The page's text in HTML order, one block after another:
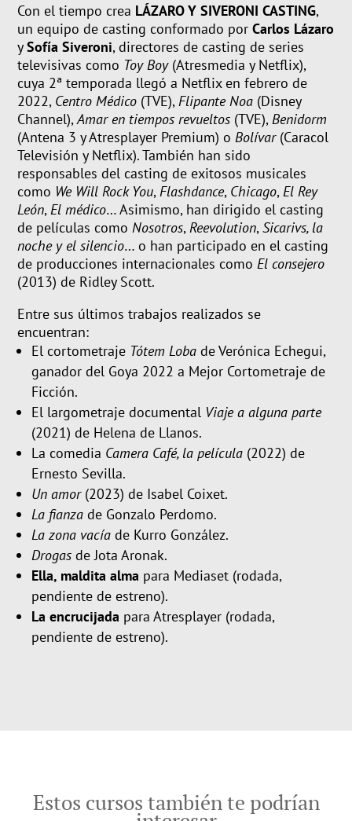
Con el tiempo crea LÁZARO Y SIVERONI CASTING,
un equipo de casting conformado porCarlos Lázaro
ySofía Siveroni, directores de casting de series
televisivas como Toy Boy(Atresmedia y Netflix),
cuya 2ª temporada llegó a Netflix en febrero de
2022, Centro Médico (TVE),Flipante Noa (Disney
Channel),Amar en tiempos revueltos (TVE),Benidorm
(Antena 3 y Atresplayer Premium) oBolívar(Caracol
Televisión y Netflix). También han sido
responsables del casting de exitosos musicales
como We Will Rock You,Flashdance, Chicago,El Rey
León,El médico… Asimismo, han dirigido el casting
de películas comoNosotros,Reevolution,Sicarivs, la
noche y el silencio… o han participado en el casting
de producciones internacionales comoEl consejero
(2013) de Ridley Scott.
Entre sus últimos trabajos realizados se
encuentran:
El cortometraje Tótem Loba de Verónica Echegui,
ganador del Goya 2022 a Mejor Cortometraje de
Ficción.
El largometraje documental Viaje a alguna parte
(2021) de Helena de Llanos.
La comedia Camera Café, la película (2022) de
Ernesto Sevilla.
Un amor(2023) de Isabel Coixet.
La fianza de Gonzalo Perdomo.
La zona vacía de Kurro González.
Drogas de Jota Aronak.
Ella, maldita alma para Mediaset (rodada,
pendiente de estreno).
La encrucijada para Atresplayer (rodada,
pendiente de estreno).
Estos cursos también te podrían